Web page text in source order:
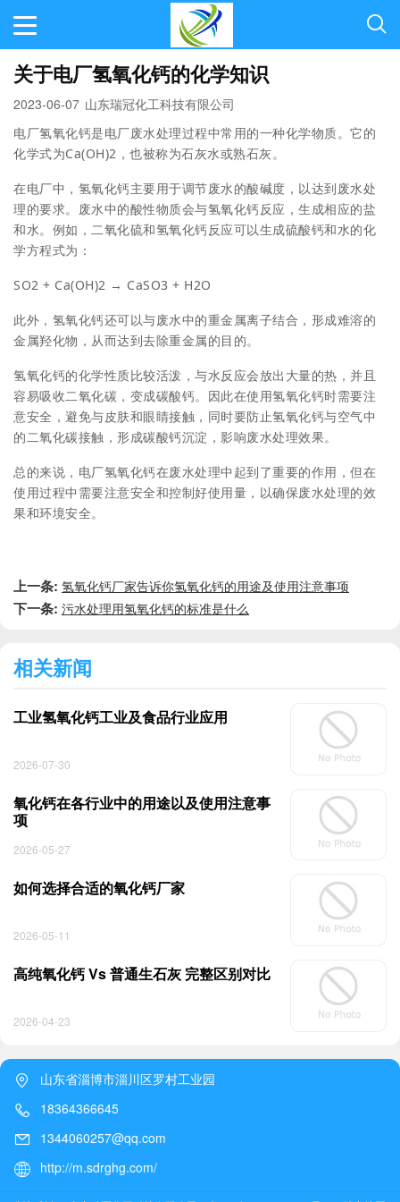
关于电厂氢氧化钙的化学知识
2023-06-07 山东瑞冠化工科技有限公司
电厂氢氧化钙是电厂废水处理过程中常用的一种化学物质。它的
化学式为Ca(OH)2，也被称为石灰水或熟石灰。
在电厂中，氢氧化钙主要用于调节废水的酸碱度，以达到废水处
理的要求。废水中的酸性物质会与氢氧化钙反应，生成相应的盐
和水。例如，二氧化硫和氢氧化钙反应可以生成硫酸钙和水的化
学方程式为：
SO2 + Ca(OH)2 → CaSO3 + H2O
此外，氢氧化钙还可以与废水中的重金属离子结合，形成难溶的
金属羟化物，从而达到去除重金属的目的。
氢氧化钙的化学性质比较活泼，与水反应会放出大量的热，并且
容易吸收二氧化碳，变成碳酸钙。因此在使用氢氧化钙时需要注
意安全，避免与皮肤和眼睛接触，同时要防止氢氧化钙与空气中
的二氧化碳接触，形成碳酸钙沉淀，影响废水处理效果。
总的来说，电厂氢氧化钙在废水处理中起到了重要的作用，但在
使用过程中需要注意安全和控制好使用量，以确保废水处理的效
果和环境安全。
上一条: 氢氧化钙厂家告诉你氢氧化钙的用途及使用注意事项
下一条: 污水处理用氢氧化钙的标准是什么
相关新闻
工业氢氧化钙工业及食品行业应用
2026-07-30
氧化钙在各行业中的用途以及使用注意事
项
2026-05-27
如何选择合适的氧化钙厂家
2026-05-11
高纯氧化钙 Vs 普通生石灰 完整区别对比
2026-04-23
山东省淄博市淄川区罗村工业园
18364366645
1344060257@qq.com
http://m.sdrghg.com/